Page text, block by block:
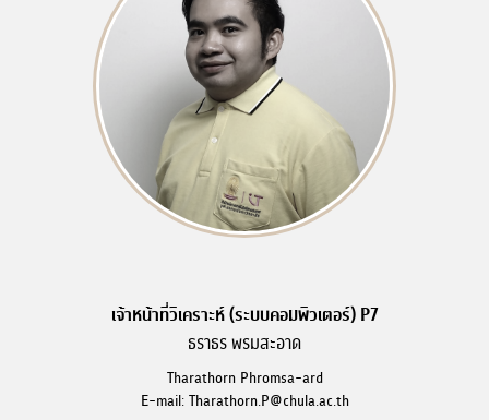
เจ้าหน้าที่วิเคราะห์ (ระบบคอมพิวเตอร์) P7
ธราธร พรมสะอาด
Tharathorn Phromsa-ard
E-mail: Tharathorn.P@chula.ac.th